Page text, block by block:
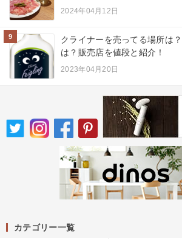
2024年04月12日
9
クライナーを売ってる場所は
は？販売店を値段と紹介！
2023年04月20日
カテゴリー一覧